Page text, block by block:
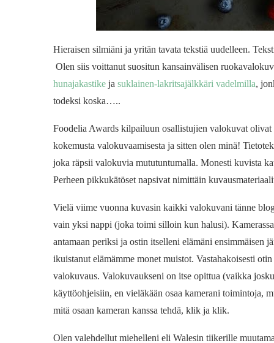
Hieraisen silmiäni ja yritän tavata tekstiä uudelleen.
Olen siis voittanut suositun kansainvälisen
hunajakastike ja suklainen-lakritsajälkkäri vadelmilla,
todeksi koska…..
Foodelia Awards kilpailuun osallistujien valokuvat
kokemusta valokuvaamisesta ja sitten olen minä!
joka räpsii valokuvia mututuntumalla. Monesti kuvista
Perheen pikkukätöset napsivat nimittäin
Vielä viime vuonna kuvasin kaikki valokuvani tänne
vain yksi nappi (joka toimi silloin kun halusi).
antamaan periksi ja ostin itselleni elämäni ensimmäisen
ikuistanut elämämme monet muistot. Vastahakoisesti
valokuvaus. Valokuvaukseni on itse opittua (vaikka
käyttöohjeisiin, en vieläkään osaa kamerani toimintoja,
mitä osaan kameran kanssa tehdä, klik ja klik.
Olen valehdellut miehelleni eli Walesin tiikerille